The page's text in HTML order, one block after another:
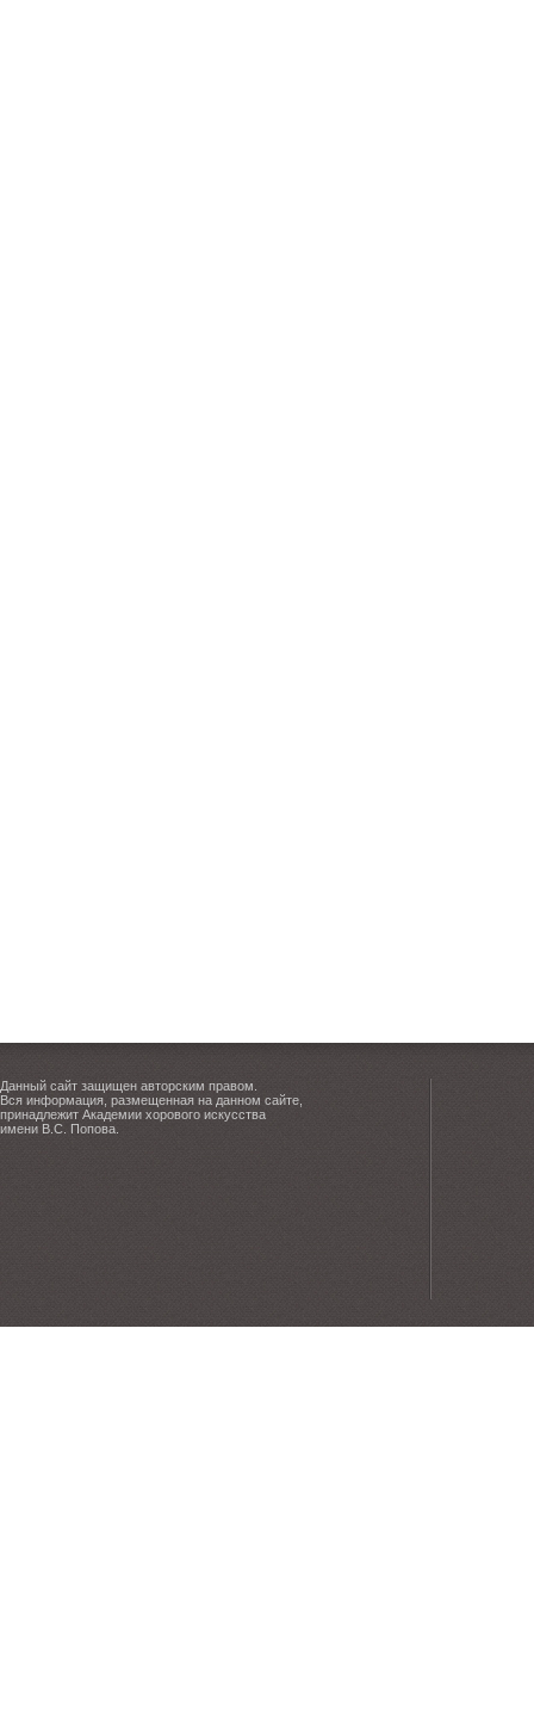
Данный сайт защищен авторским правом.
Вся информация, размещенная на данном сайте,
принадлежит Академии хорового искусства
имени В.С. Попова.